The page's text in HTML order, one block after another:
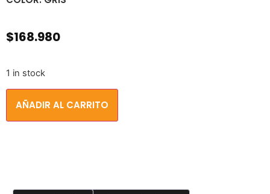
$168.980
1 in stock
AÑADIR AL CARRITO